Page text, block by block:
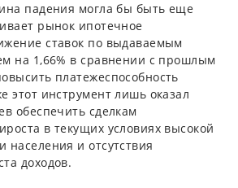
падения могла бы быть еще
рынок ипотечное
ставок по выдаваемым
на 1,66% в сравнении с прошлым
платежеспособность
этот инструмент лишь оказал
обеспечить сделкам
в текущих условиях высокой
населения и отсутствия
доходов.